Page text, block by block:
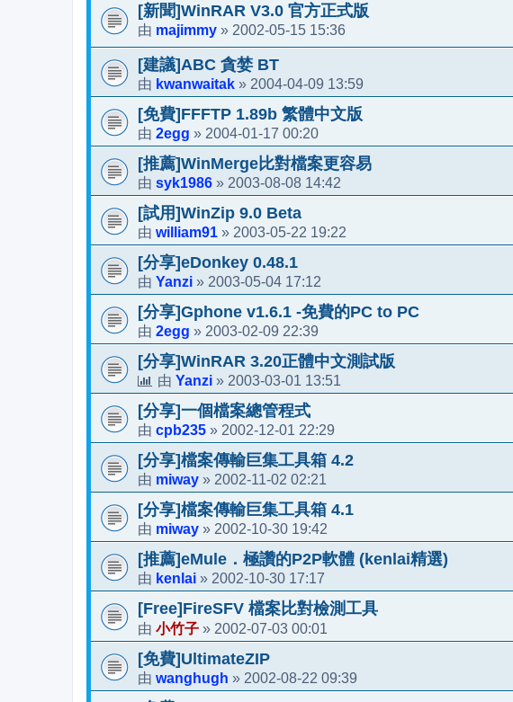
[新聞]WinRAR V3.0 官方正式版
由 majimmy » 2002-05-15 15:36
[建議]ABC 貪婪 BT
由 kwanwaitak » 2004-04-09 13:59
[免費]FFFTP 1.89b 繁體中文版
由 2egg » 2004-01-17 00:20
[推薦]WinMerge比對檔案更容易
由 syk1986 » 2003-08-08 14:42
[試用]WinZip 9.0 Beta
由 william91 » 2003-05-22 19:22
[分享]eDonkey 0.48.1
由 Yanzi » 2003-05-04 17:12
[分享]Gphone v1.6.1 -免費的PC to PC
由 2egg » 2003-02-09 22:39
[分享]WinRAR 3.20正體中文測試版
由 Yanzi » 2003-03-01 13:51
[分享]一個檔案總管程式
由 cpb235 » 2002-12-01 22:29
[分享]檔案傳輸巨集工具箱 4.2
由 miway » 2002-11-02 02:21
[分享]檔案傳輸巨集工具箱 4.1
由 miway » 2002-10-30 19:42
[推薦]eMule．極讚的P2P軟體 (kenlai精選)
由 kenlai » 2002-10-30 17:17
[Free]FireSFV 檔案比對檢測工具
由 小竹子 » 2002-07-03 00:01
[免費]UltimateZIP
由 wanghugh » 2002-08-22 09:39